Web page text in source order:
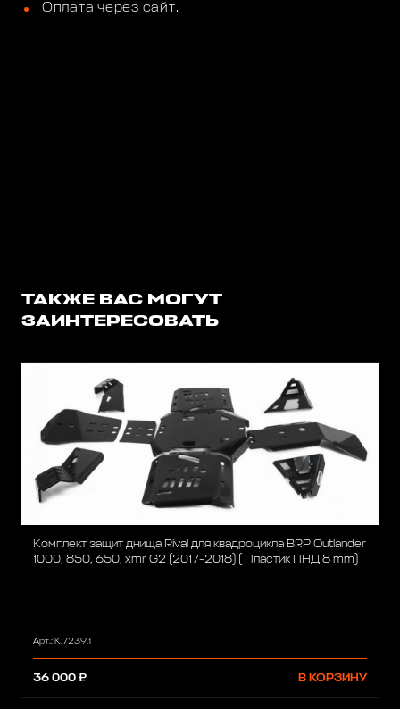
Оплата через сайт.
ТАКЖЕ ВАС МОГУТ
ЗАИНТЕРЕСОВАТЬ
Комплект защит днища Rival для квадроцикла BRP Outlander
1000, 850, 650, xmr G2 (2017-2018) ( Пластик ПНД 8 mm)
Арт.: K.7239.1
36 000 ₽ В КОРЗИНУ